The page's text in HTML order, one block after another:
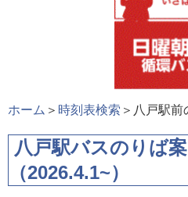
ホーム ＞ 時刻表検索 ＞八戸駅前
八戸駅バスのりば
（2026.4.1~）